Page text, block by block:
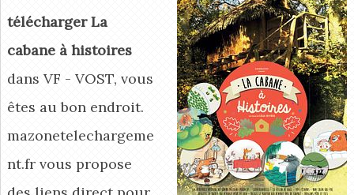
télécharger La
cabane à histoires
dans VF - VOST, vous
êtes au bon endroit.
mazonetelechargeme
nt.fr vous propose